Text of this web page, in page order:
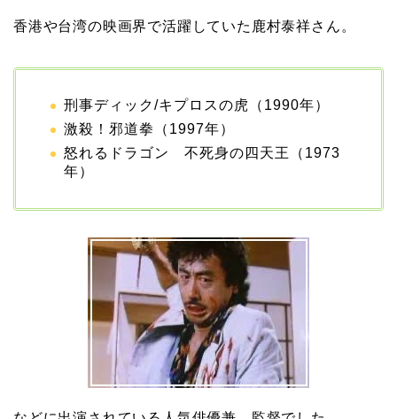
ティ番組！共演を重ねて
本並健司が元嫁・美千代
と離婚したのはいつ？顔
田村淳と嫁・香那の結婚
馴れ初めは友人の紹介！
破局から復縁へ
【画像】相葉雅紀の嫁は
関西出身の癒し系美人！
香港や台湾の映画界で活躍していた鹿村泰祥さん。
刑事ディック/キプロスの虎（1990年）
激殺！邪道拳（1997年）
怒れるドラゴン 不死身の四天王（1973
年）